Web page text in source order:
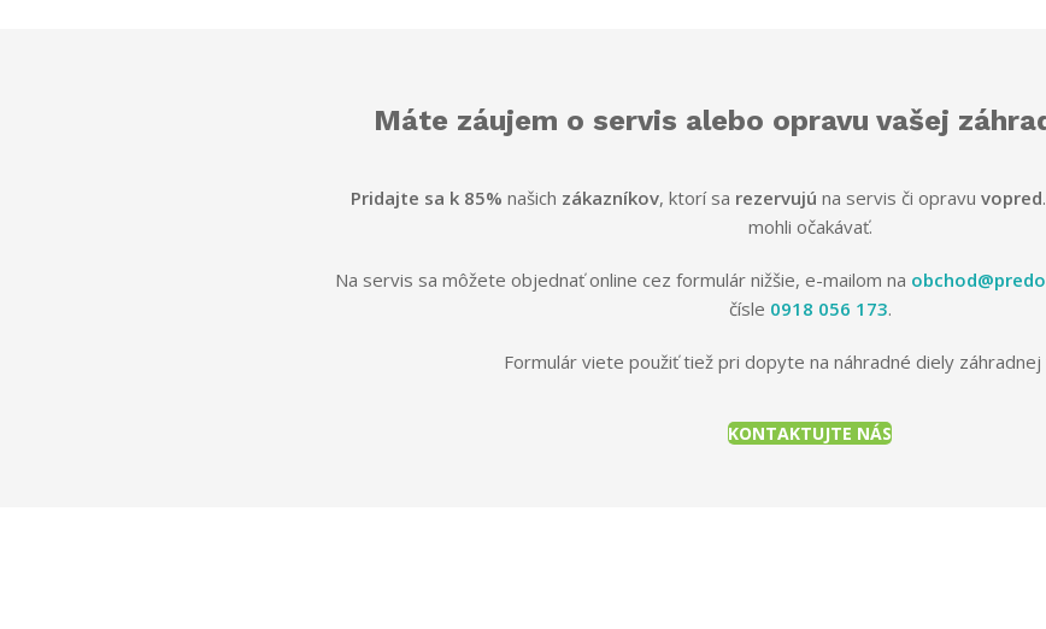
Máte záujem o servis alebo opravu vašej
Pridajte sa k 85% našich zákazníkov, ktorí sa rezervujú na servis či opravu vopred
mohli očakávať.
Na servis sa môžete objednať online cez formulár nižšie, e-mailom na
čísle 0918 056 173.
Formulár viete použiť tiež pri dopyte na náhradné diely záhradnej
KONTAKTUJTE NÁS